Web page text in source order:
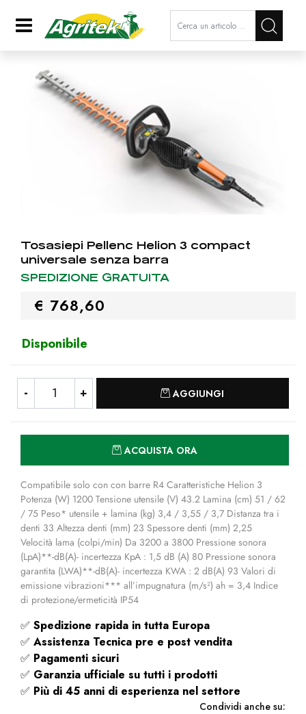
Open La modifica di un filtro
Tosasiepi Pellenc Helion 3 compact
universale senza barra
SPEDIZIONE GRATUITA
€ 768,60
Disponibile
AGGIUNGI
ACQUISTA ORA
Compatibile solo con con barre R4 Caratteristiche Helion 3
Potenza (W) 1200 Tensione utensile (V) 43.2 Lamina (cm) 51 / 62
/ 75 Peso* utensile + lamina (kg) 3,4 / 3,55 / 3,7 Distanza tra i
denti 33 Altezza denti (mm) 23 Spessore denti (mm) 2,25
Velocità lama (colpi/min) Da 3200 a 3800 Pressione sonora
(LpA)**-dB(A)- incertezza KpA : 1,5 dB (A) 80 Pressione sonora
garantita (LWA)**-dB(A)- incertezza KWA : 2 dB(A) 93 Valori di
emissione vibrazioni*** all’impugnatura (m/s²) ah = 3,4 Indice
di protezione/ermeticità IP54
✅ Spedizione rapida in tutta Europa
✅ Assistenza Tecnica pre e post vendita
✅ Pagamenti sicuri
✅ Garanzia ufficiale su tutti i prodotti
✅ Più di 45 anni di esperienza nel settore
Condividi anche su: